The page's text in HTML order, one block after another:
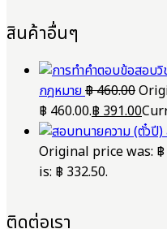
สินค้าอื่นๆ
กฎหมาย฿460.00
฿ 460.00.฿391.00
Original price was: ฿
is: ฿ 332.50.
ติดต่อเรา